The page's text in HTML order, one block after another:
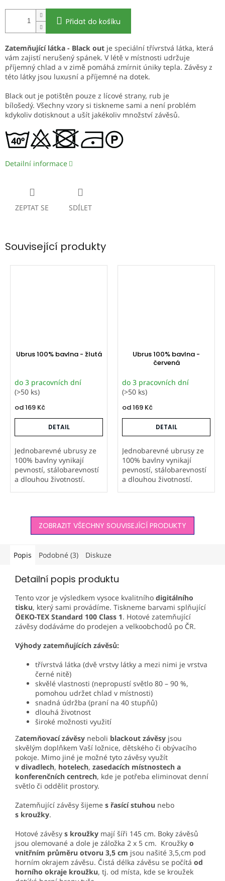
Přidat do košíku
Zatemňující látka - Black out je speciální třívrstvá látka, která
vám zajistí nerušený spánek. V létě v místnosti udržuje
příjemný chlad a v zimě pomáhá zmírnit úniky tepla. Závěsy z
této látky jsou luxusní a příjemné na dotek.
Black out je potištěn pouze z lícové strany, rub je
bílošedý. Všechny vzory si tiskneme sami a není problém
kdykoliv dotisknout a ušít jakékoliv množství závěsů.
Detailní informace
ZEPTAT SE SDÍLET
Související produkty
Ubrus 100% bavlna - žlutá
do 3 pracovních dní
(>50 ks)
od169 Kč
DETAIL
Jednobarevné ubrusy ze
100% bavlny vynikají
pevností, stálobarevností
a dlouhou životností.
firmě Orbytex s důrazem
Ubrus 100% bavlna -
červená
do 3 pracovních dní
(>50 ks)
od169 Kč
DETAIL
Jednobarevné ubrusy ze
100% bavlny vynikají
pevností, stálobarevností
a dlouhou životností.
firmě Orbytex s důrazem
na...
ZOBRAZIT VŠECHNY SOUVISEJÍCÍ PRODUKTY
Popis Podobné (3) Diskuze
Detailní popis produktu
Tento vzor je výsledkem vysoce kvalitního digitálního
tisku, který sami provádíme. Tiskneme barvami splňující
ÖEKO-TEX Standard 100 Class 1. Hotové zatemňující
závěsy dodáváme do prodejen a velkoobchodů po ČR.
Výhody zatemňujících závěsů:
třívrstvá látka (dvě vrstvy látky a mezi nimi je vrstva
černé nitě)
skvělé vlastnosti (nepropustí světlo 80 – 90 %,
pomohou udržet chlad v místnosti)
snadná údržba (praní na 40 stupňů)
dlouhá životnost
široké možnosti využití
Zatemňovací závěsy neboli blackout závěsy jsou
skvělým doplňkem Vaší ložnice, dětského či obývacího
pokoje. Mimo jiné je možné tyto závěsy využít
v divadlech, hotelech, zasedacích místnostech a
konferenčních centrech, kde je potřeba eliminovat denní
světlo či oddělit prostory.
Zatemňující závěsy šijeme s řasící stuhou nebo
s kroužky.
Hotové závěsy s kroužky mají šíři 145 cm. Boky závěsů
jsou olemované a dole je záložka 2 x 5 cm. Kroužky o
vnitřním průměru otvoru 3,5 cm jsou našité 3,5,cm pod
horním okrajem závěsu. Čistá délka závěsu se počítá od
horního okraje kroužku, tj. od místa, kde se kroužek